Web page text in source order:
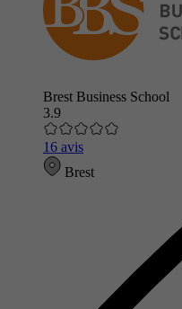
Brest Business School
3.9
16 avis
Brest